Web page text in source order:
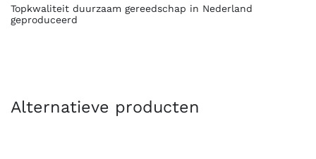
Topkwaliteit duurzaam gereedschap in Nederland
geproduceerd
Alternatieve producten